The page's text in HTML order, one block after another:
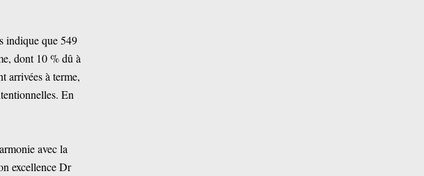
indique que 549
dont 10 % dû à
arrivées à terme,
En
avec la
excellence Dr